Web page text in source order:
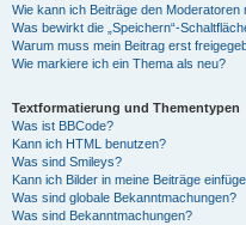
Wie kann ich Beiträge den Moderatoren
Was bewirkt die „Speichern“-
Warum muss mein Beitrag erst
Wie markiere ich ein Thema als neu?
Textformatierung und Thementypen
Was ist BBCode?
Kann ich HTML benutzen?
Was sind Smileys?
Kann ich Bilder in meine Beiträge
Was sind globale Bekanntmachungen?
Was sind Bekanntmachungen?